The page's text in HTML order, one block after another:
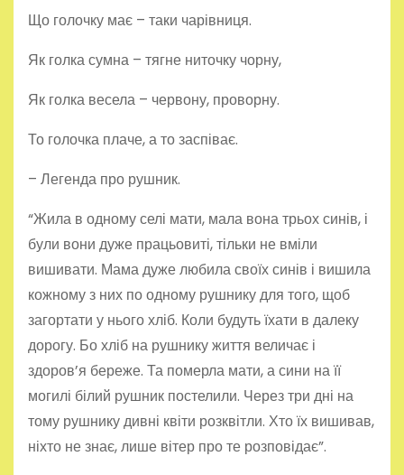
Що голочку має – таки чарівниця.
Як голка сумна – тягне ниточку чорну,
Як голка весела – червону, проворну.
То голочка плаче, а то заспіває.
– Легенда про рушник.
“Жила в одному селі мати, мала вона трьох синів, і
були вони дуже працьовиті, тільки не вміли
вишивати. Мама дуже любила своїх синів і вишила
кожному з них по одному рушнику для того, щоб
загортати у нього хліб. Коли будуть їхати в далеку
дорогу. Бо хліб на рушнику життя величає і
здоров’я береже. Та померла мати, а сини на її
могилі білий рушник постелили. Через три дні на
тому рушнику дивні квіти розквітли. Хто їх вишивав,
ніхто не знає, лише вітер про те розповідає”.